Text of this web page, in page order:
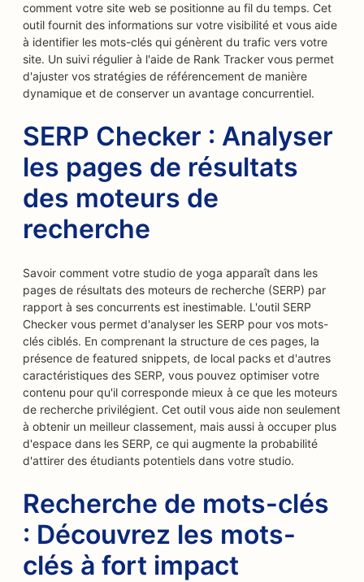
comment votre site web se positionne au fil du temps. Cet
outil fournit des informations sur votre visibilité et vous aide
à identifier les mots-clés qui génèrent du trafic vers votre
site. Un suivi régulier à l'aide de Rank Tracker vous permet
d'ajuster vos stratégies de référencement de manière
dynamique et de conserver un avantage concurrentiel.
SERP Checker : Analyser
les pages de résultats
des moteurs de
recherche
Savoir comment votre studio de yoga apparaît dans les
pages de résultats des moteurs de recherche (SERP) par
rapport à ses concurrents est inestimable. L'outil SERP
Checker vous permet d'analyser les SERP pour vos mots-
clés ciblés. En comprenant la structure de ces pages, la
présence de featured snippets, de local packs et d'autres
caractéristiques des SERP, vous pouvez optimiser votre
contenu pour qu'il corresponde mieux à ce que les moteurs
de recherche privilégient. Cet outil vous aide non seulement
à obtenir un meilleur classement, mais aussi à occuper plus
d'espace dans les SERP, ce qui augmente la probabilité
d'attirer des étudiants potentiels dans votre studio.
Recherche de mots-clés
: Découvrez les mots-
clés à fort impact